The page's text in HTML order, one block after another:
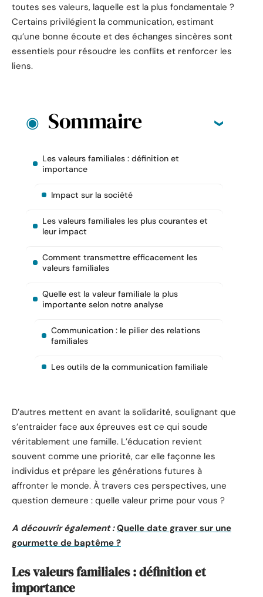
toutes ses valeurs, laquelle est la plus fondamentale ?
Certains privilégient la communication, estimant
qu’une bonne écoute et des échanges sincères sont
essentiels pour résoudre les conflits et renforcer les
liens.
Sommaire
Les valeurs familiales : définition et
importance
Impact sur la société
Les valeurs familiales les plus courantes et
leur impact
Comment transmettre efficacement les
valeurs familiales
Quelle est la valeur familiale la plus
importante selon notre analyse
Communication : le pilier des relations
familiales
Les outils de la communication familiale
D’autres mettent en avant la solidarité, soulignant que
s’entraider face aux épreuves est ce qui soude
véritablement une famille. L’éducation revient
souvent comme une priorité, car elle façonne les
individus et prépare les générations futures à
affronter le monde. À travers ces perspectives, une
question demeure : quelle valeur prime pour vous ?
A découvrir également : Quelle date graver sur une
gourmette de baptême ?
Les valeurs familiales : définition et
importance